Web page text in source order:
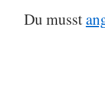
Du musst